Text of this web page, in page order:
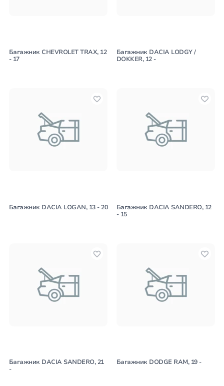
Багажник CHEVROLET TRAX, 12
- 17
Багажник DACIA LODGY /
DOKKER, 12 -
Багажник DACIA LOGAN, 13 - 20
Багажник DACIA SANDERO, 12
- 15
Багажник DACIA SANDERO, 21
-
Багажник DODGE RAM, 19 -